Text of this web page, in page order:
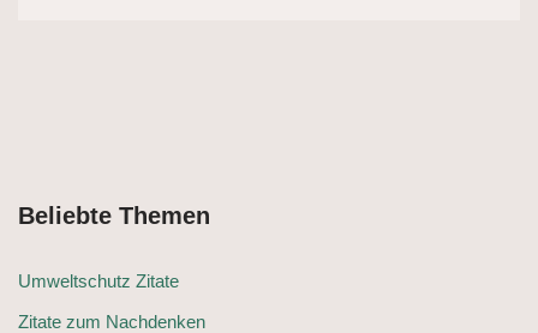
Beliebte Themen
Umweltschutz Zitate
Zitate zum Nachdenken